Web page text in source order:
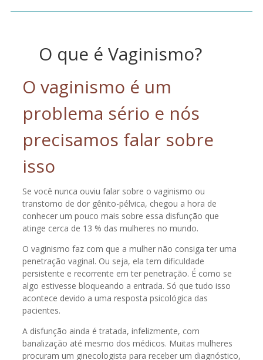
O que é Vaginismo?
O vaginismo é um
problema sério e nós
precisamos falar sobre
isso
Se você nunca ouviu falar sobre o vaginismo ou
transtorno de dor gênito-pélvica, chegou a hora de
conhecer um pouco mais sobre essa disfunção que
atinge cerca de 13 % das mulheres no mundo.
O vaginismo faz com que a mulher não consiga ter uma
penetração vaginal. Ou seja, ela tem dificuldade
persistente e recorrente em ter penetração. É como se
algo estivesse bloqueando a entrada. Só que tudo isso
acontece devido a uma resposta psicológica das
pacientes.
A disfunção ainda é tratada, infelizmente, com
banalização até mesmo dos médicos. Muitas mulheres
procuram um ginecologista para receber um diagnóstico,